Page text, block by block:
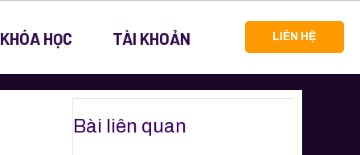
HỌC TÀI KHOẢN LIÊN HỆ
Bài liên quan